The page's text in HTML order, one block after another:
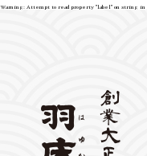
Warning: Attempt to read property "label" on string in